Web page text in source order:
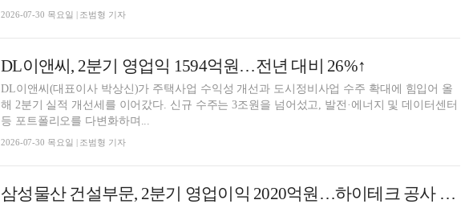
2026-07-30 목요일 | 조범형 기자
DL이앤씨, 2분기 영업익 1594억원…전년 대비 26%↑
DL이앤씨(대표이사 박상신)가 주택사업 수익성 개선과 도시정비사업 수주 확대에 힘입어 올
해 2분기 실적 개선세를 이어갔다. 신규 수주는 3조원을 넘어섰고, 발전·에너지 및 데이터센터
등 포트폴리오를 다변화하며...
2026-07-30 목요일 | 조범형 기자
삼성물산 건설부문, 2분기 영업이익 2020억원…하이테크 공사 효과